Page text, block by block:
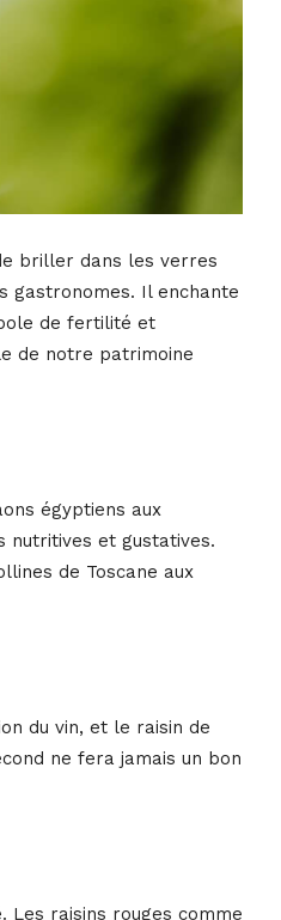
briller dans les verres
gastronomes. Il enchante
de fertilité et
de notre patrimoine
égyptiens aux
nutritives et gustatives.
de Toscane aux
du vin, et le raisin de
ne fera jamais un bon
Les raisins rouges comme